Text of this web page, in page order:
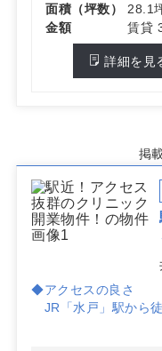
面積（坪数）
28.1
金額
賃貸
詳細を見
掲
◆アクセスの良さ
JR「水戸」駅から
は、通勤や通院に非